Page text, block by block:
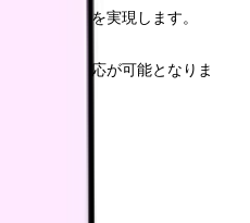
ーズな連携を実現します。
、迅速な対応が可能となりま